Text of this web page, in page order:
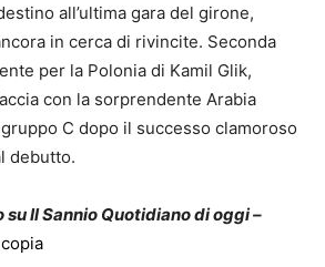
all’ultima gara del girone,
in cerca di rivincite. Seconda
per la Polonia di Kamil Glik,
con la sorprendente Arabia
C dopo il successo clamoroso
debutto.
su Il Sannio Quotidiano di oggi –